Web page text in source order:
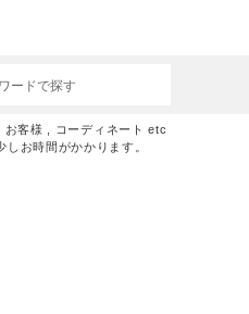
お客様 , コーディネート etc
お時間がかかります。